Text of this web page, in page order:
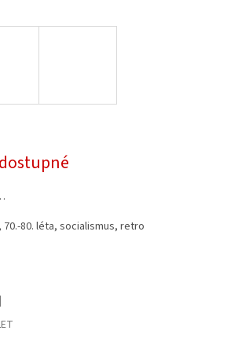
80. léta, socialismus, retro